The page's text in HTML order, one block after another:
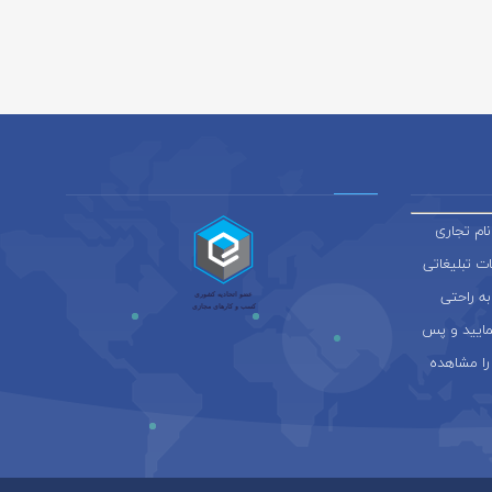
تجاری
خدمات تبلیغاتی
راحتی
و پس
مشاهده